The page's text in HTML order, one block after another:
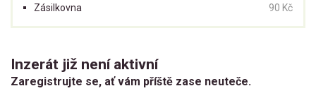
Zásilkovna 90 Kč
Inzerát již není aktivní
Zaregistrujte se, ať vám příště zase neuteče.